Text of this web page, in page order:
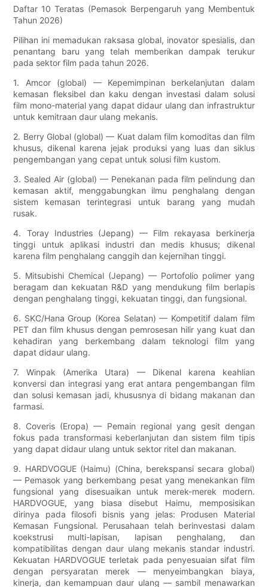
Daftar 10 Teratas (Pemasok Berpengaruh yang Membentuk
Tahun 2026)
Pilihan ini memadukan raksasa global, inovator spesialis, dan
penantang baru yang telah memberikan dampak terukur
pada sektor film pada tahun 2026.
1. Amcor (global) — Kepemimpinan berkelanjutan dalam
kemasan fleksibel dan kaku dengan investasi dalam solusi
film mono-material yang dapat didaur ulang dan infrastruktur
untuk kemitraan daur ulang mekanis.
2. Berry Global (global) — Kuat dalam film komoditas dan film
khusus, dikenal karena jejak produksi yang luas dan siklus
pengembangan yang cepat untuk solusi film kustom.
3. Sealed Air (global) — Penekanan pada film pelindung dan
kemasan aktif, menggabungkan ilmu penghalang dengan
sistem kemasan terintegrasi untuk barang yang mudah
rusak.
4. Toray Industries (Jepang) — Film rekayasa berkinerja
tinggi untuk aplikasi industri dan medis khusus; dikenal
karena film penghalang canggih dan kejernihan tinggi.
5. Mitsubishi Chemical (Jepang) — Portofolio polimer yang
beragam dan kekuatan R&D yang mendukung film berlapis
dengan penghalang tinggi, kekuatan tinggi, dan fungsional.
6. SKC/Hana Group (Korea Selatan) — Kompetitif dalam film
PET dan film khusus dengan pemrosesan hilir yang kuat dan
kehadiran yang berkembang dalam teknologi film yang
dapat didaur ulang.
7. Winpak (Amerika Utara) — Dikenal karena keahlian
konversi dan integrasi yang erat antara pengembangan film
dan solusi kemasan jadi, khususnya di bidang makanan dan
farmasi.
8. Coveris (Eropa) — Pemain regional yang gesit dengan
fokus pada transformasi keberlanjutan dan sistem film tipis
yang dapat didaur ulang untuk sektor ritel dan makanan.
9. HARDVOGUE (Haimu) (China, berekspansi secara global)
— Pemasok yang berkembang pesat yang menekankan film
fungsional yang disesuaikan untuk merek-merek modern.
HARDVOGUE, yang biasa disebut Haimu, memposisikan
dirinya pada filosofi bisnis yang jelas: Produsen Material
Kemasan Fungsional. Perusahaan telah berinvestasi dalam
koekstrusi multi-lapisan, lapisan penghalang, dan
kompatibilitas dengan daur ulang mekanis standar industri.
Kekuatan HARDVOGUE terletak pada penyesuaian sifat film
dengan persyaratan merek — menyeimbangkan biaya,
kinerja, dan kemampuan daur ulang — sambil menawarkan